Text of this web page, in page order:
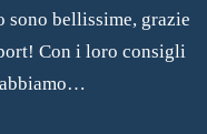
sono bellissime, grazie
Con i loro consigli